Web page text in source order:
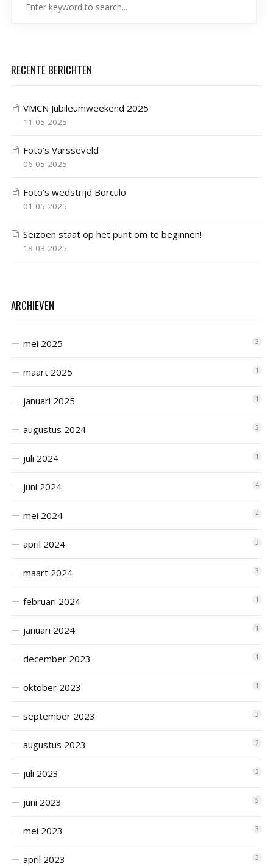
RECENTE BERICHTEN
VMCN Jubileumweekend 2025
11-05-2025
Foto’s Varsseveld
06-05-2025
Foto’s wedstrijd Borculo
01-05-2025
Seizoen staat op het punt om te beginnen!
18-03-2025
ARCHIEVEN
mei 2025 3
maart 2025 1
januari 2025 1
augustus 2024 2
juli 2024 1
juni 2024 4
mei 2024 4
april 2024 3
maart 2024 3
februari 2024 1
januari 2024 1
december 2023 1
oktober 2023 1
september 2023 3
augustus 2023 2
juli 2023 2
juni 2023 5
mei 2023 3
april 2023 3